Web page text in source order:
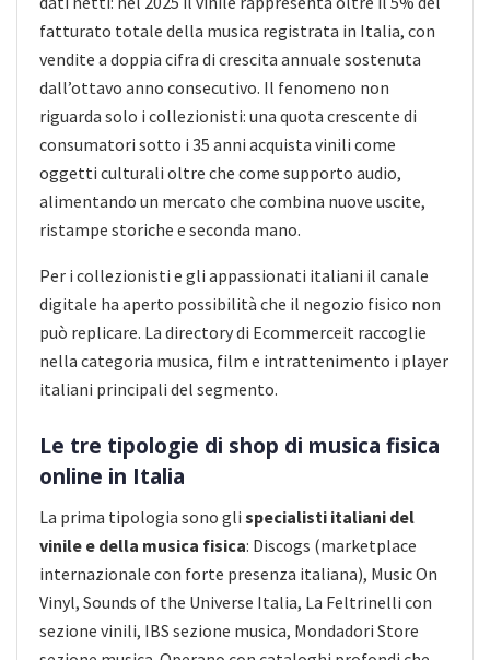
fatturato totale della musica registrata in Italia, con
vendite a doppia cifra di crescita annuale sostenuta
dall’ottavo anno consecutivo. Il fenomeno non
riguarda solo i collezionisti: una quota crescente di
consumatori sotto i 35 anni acquista vinili come
oggetti culturali oltre che come supporto audio,
alimentando un mercato che combina nuove uscite,
ristampe storiche e seconda mano.
Per i collezionisti e gli appassionati italiani il canale
digitale ha aperto possibilità che il negozio fisico non
può replicare. La directory di Ecommerceit raccoglie
nella categoria musica, film e intrattenimento i player
italiani principali del segmento.
Le tre tipologie di shop di musica fisica
online in Italia
La prima tipologia sono gli specialisti italiani del
vinile e della musica fisica: Discogs (marketplace
internazionale con forte presenza italiana), Music On
Vinyl, Sounds of the Universe Italia, La Feltrinelli con
sezione vinili, IBS sezione musica, Mondadori Store